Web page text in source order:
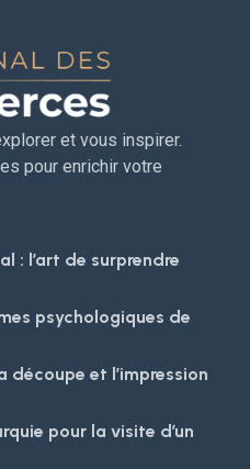
et vous inspirer.
pour enrichir votre
: l’art de surprendre
psychologiques de
et l’impression
pour la visite d’un